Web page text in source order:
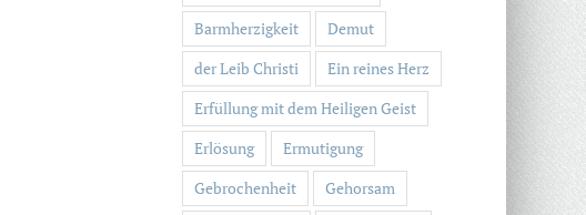
Barmherzigkeit
Demut
der Leib Christi
Ein reines Herz
Erfüllung mit dem Heiligen Geist
Erlösung
Ermutigung
Gebrochenheit
Gehorsam